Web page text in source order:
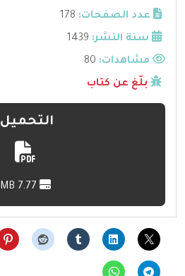
عدد الصفحات: 178
سنة النشر: 1439
مشاهدات:
بلّغ عن كتاب
التحميل